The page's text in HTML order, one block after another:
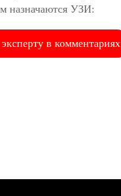
назначаются УЗИ:
в комментариях